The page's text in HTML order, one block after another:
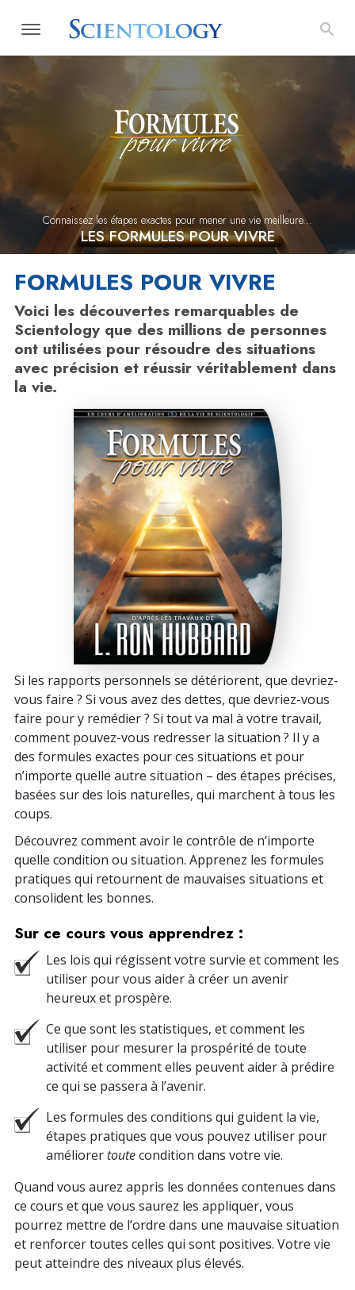
Connaissez les étapes exactes pour mener une vie meilleure...
LES FORMULES POUR VIVRE
FORMULES POUR VIVRE
Voici les découvertes remarquables de
Scientology que des millions de personnes
ont utilisées pour résoudre des situations
avec précision et réussir véritablement dans
la vie.
Si les rapports personnels se détériorent, que devriez-
vous faire ? Si vous avez des dettes, que devriez-vous
faire pour y remédier ? Si tout va mal à votre travail,
comment pouvez-vous redresser la situation ? Il y a
des formules exactes pour ces situations et pour
n’importe quelle autre situation – des étapes précises,
basées sur des lois naturelles, qui marchent à tous les
coups.
Découvrez comment avoir le contrôle de n’importe
quelle condition ou situation. Apprenez les formules
pratiques qui retournent de mauvaises situations et
consolident les bonnes.
Sur ce cours vous apprendrez :
Les lois qui régissent votre survie et comment les
utiliser pour vous aider à créer un avenir
heureux et prospère.
Ce que sont les statistiques, et comment les
utiliser pour mesurer la prospérité de toute
activité et comment elles peuvent aider à prédire
ce qui se passera à l’avenir.
Les formules des conditions qui guident la vie,
étapes pratiques que vous pouvez utiliser pour
améliorertoutecondition dans votre vie.
Quand vous aurez appris les données contenues dans
ce cours et que vous saurez les appliquer, vous
pourrez mettre de l’ordre dans une mauvaise situation
et renforcer toutes celles qui sont positives. Votre vie
peut atteindre des niveaux plus élevés.